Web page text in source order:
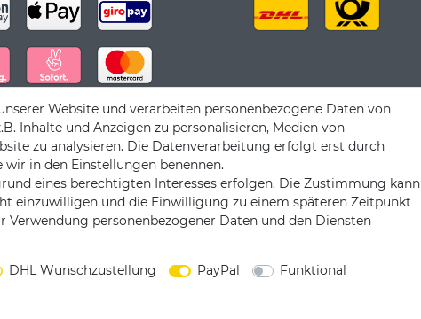
Copyright by König Design
Website und verarbeiten personenbezogene Daten von
Inhalte und Anzeigen zu personalisieren, Medien von
zu analysieren. Die Datenverarbeitung erfolgt erst durch
in den Einstellungen benennen.
eines berechtigten Interesses erfolgen. Die Zustimmung kann
einzuwilligen und die Einwilligung zu einem späteren Zeitpunkt
personenbezogener Daten und den Diensten
DHL Wunschzustellung PayPal
Funktional